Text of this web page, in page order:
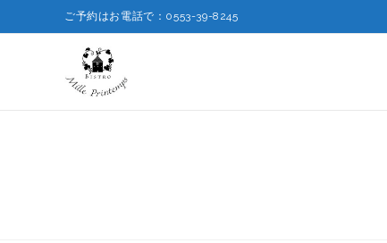
ご予約はお電話で：0553-39-8245